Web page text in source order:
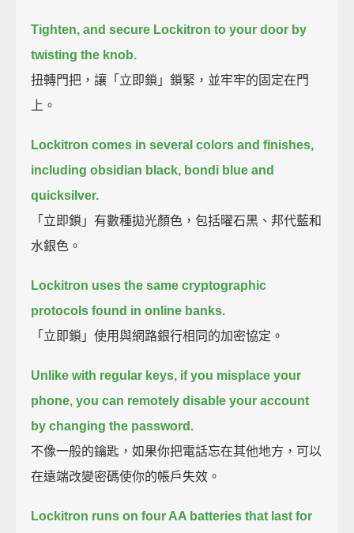
Tighten, and secure Lockitron to your door by
twisting the knob.
扭轉門把，讓「立即鎖」鎖緊，並牢牢的固定在門
上。
Lockitron comes in several colors and finishes,
including obsidian black, bondi blue and
quicksilver.
「立即鎖」有數種拋光顏色，包括曜石黑、邦代藍和
水銀色。
Lockitron uses the same cryptographic
protocols found in online banks.
「立即鎖」使用與網路銀行相同的加密協定。
Unlike with regular keys, if you misplace your
phone, you can remotely disable your account
by changing the password.
不像一般的鑰匙，如果你把電話忘在其他地方，可以
在遠端改變密碼使你的帳戶失效。
Lockitron runs on four AA batteries that last for